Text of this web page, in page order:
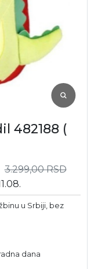
482188 (
3.299,00RSD
u Srbiji, bez
dana